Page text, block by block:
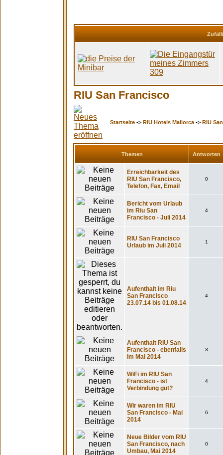
RIU San Francisco
Startseite -> RIU Hotels Mallorca -> RIU
Themen Antworten
Erreichbarkeit des
RIU San Francisco,
Telefon, Fax, Email
0
Bericht vom Urlaub
im Riu San
Francisco - Juli 2014
4
RIU San Francisco
Urlaub im Juli 2014
1
Aufenthalt im Riu
San Francisco
23.07.14 bis 01.08.14
4
Aufenthalt RIU San
Francisco - ebenfalls
im Mai 2014
3
WiFi im RIU San
Francisco - ist
Verbindung gut?
4
Wir waren im RIU
San Francisco - Mai
2014
6
Neue Bilder vom RIU
San Francisco, nach
Umbau, Mai 2014
0